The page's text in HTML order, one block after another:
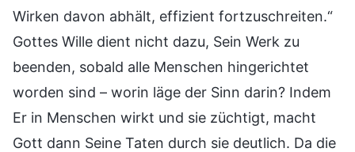
Wirken davon abhält, effizient fortzuschreiten.“
Gottes Wille dient nicht dazu, Sein Werk zu
beenden, sobald alle Menschen hingerichtet
worden sind – worin läge der Sinn darin? Indem
Er in Menschen wirkt und sie züchtigt, macht
Gott dann Seine Taten durch sie deutlich. Da die